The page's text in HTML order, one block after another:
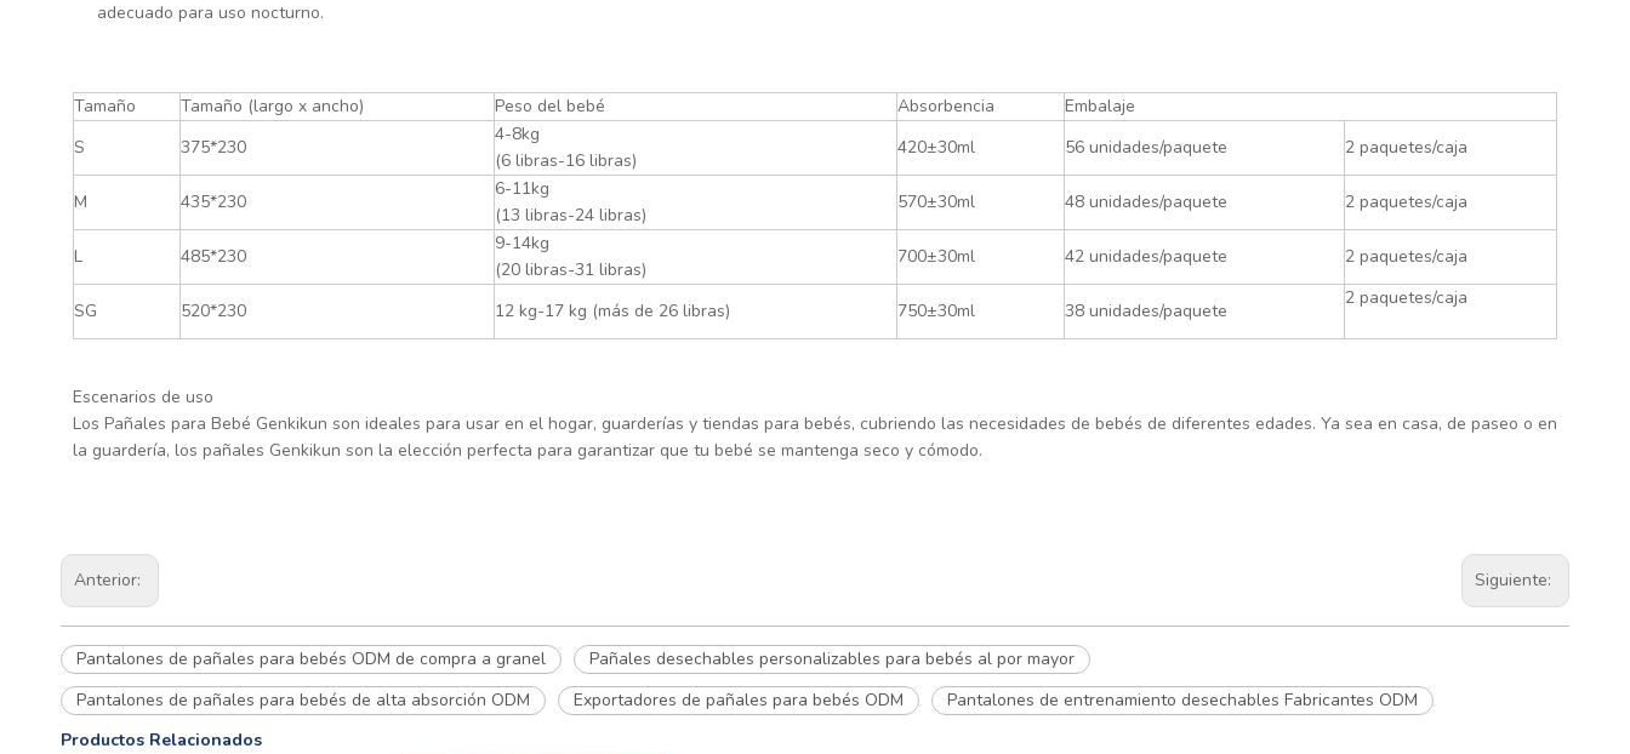
adecuado para uso nocturno.
Tamaño Tamaño (largo x ancho) Peso del bebé Absorbencia
Embalaje
S
375*230
4-8kg
(6 libras-16 libras)
420±30ml 56 unidades/paquete 2 paquetes/caja
M 435*230
6-11kg
(13 libras-24 libras)
570±30ml 48 unidades/paquete 2 paquetes/caja
L 485*230
9-14kg
(20 libras-31 libras)
700±30ml 42 unidades/paquete 2 paquetes/caja
SG 520*230 12 kg-17 kg (más de 26 libras) 750±30ml 38 unidades/paquete
2 paquetes/caja
Escenarios de uso
Los Pañales para Bebé Genkikun son ideales para usar en el hogar, guarderías y tiendas para bebés, cubriendo las necesidades de bebés de diferentes edades. Ya sea en casa, de paseo o en
la guardería, los pañales Genkikun son la elección perfecta para garantizar que tu bebé se mantenga seco y cómodo.
Anterior: Siguiente:
Pantalones de pañales para bebés ODM de compra a granel
Pañales desechables personalizables para bebés al por mayor
Pantalones de pañales para bebés de alta absorción ODM
Exportadores de pañales para bebés ODM
Pantalones de entrenamiento desechables Fabricantes ODM
Productos Relacionados